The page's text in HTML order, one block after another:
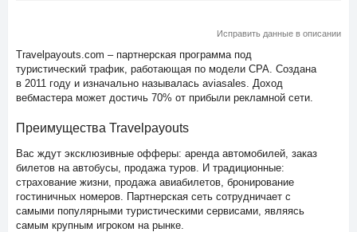
Исправить данные в описании
Travelpayouts.com – партнерская программа под
туристический трафик, работающая по модели CPA. Создана
в 2011 году и изначально называлась aviasales. Доход
вебмастера может достичь 70% от прибыли рекламной сети.
Преимущества Travelpayouts
Вас ждут эксклюзивные офферы: аренда автомобилей, заказ
билетов на автобусы, продажа туров. И традиционные:
страхование жизни, продажа авиабилетов, бронирование
гостиничных номеров. Партнерская сеть сотрудничает с
самыми популярными туристическими сервисами, являясь
самым крупным игроком на рынке.